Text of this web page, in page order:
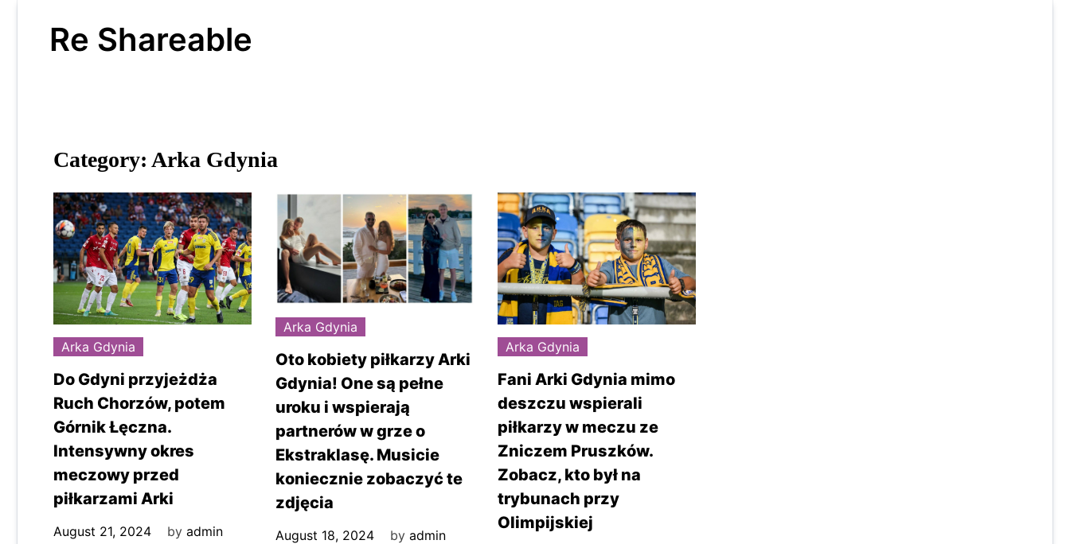
contentRe Shareable
Category: Arka Gdynia
Arka Gdynia
Do Gdyni przyjeżdża
Ruch Chorzów, potem
Górnik Łęczna.
Intensywny okres
meczowy przed
piłkarzami Arki
August 21, 2024 by admin
Arka Gdynia
Oto kobiety piłkarzy Arki
Gdynia! One są pełne
uroku i wspierają
partnerów w grze o
Ekstraklasę. Musicie
koniecznie zobaczyć te
zdjęcia
August 18, 2024 by admin
Arka Gdynia
Fani Arki Gdynia mimo
deszczu wspierali
piłkarzy w meczu ze
Zniczem Pruszków.
Zobacz, kto był na
trybunach przy
Olimpijskiej